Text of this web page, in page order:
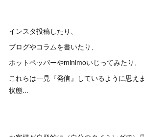
インスタ投稿したり、
ブログやコラムを書いたり、
ホットペッパーやminimoいじってみたり、
これらは一見『発信』しているように思え
状態...